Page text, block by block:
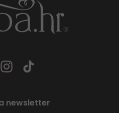
newsletter